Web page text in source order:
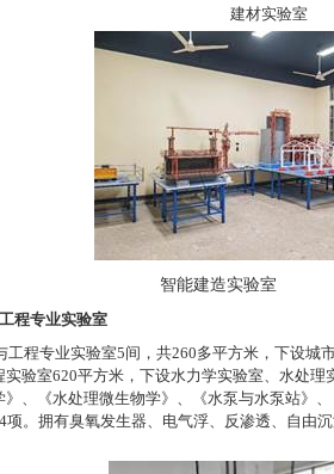
建材实验室
智能建造实验室
程专业实验室
工程专业实验室5间，共260多平方米，下设城
实验室620平方米，下设水力学实验室、水处
、《水处理微生物学》、《水泵与水泵站》
项。拥有臭氧发生器、电气浮、反渗透、自由